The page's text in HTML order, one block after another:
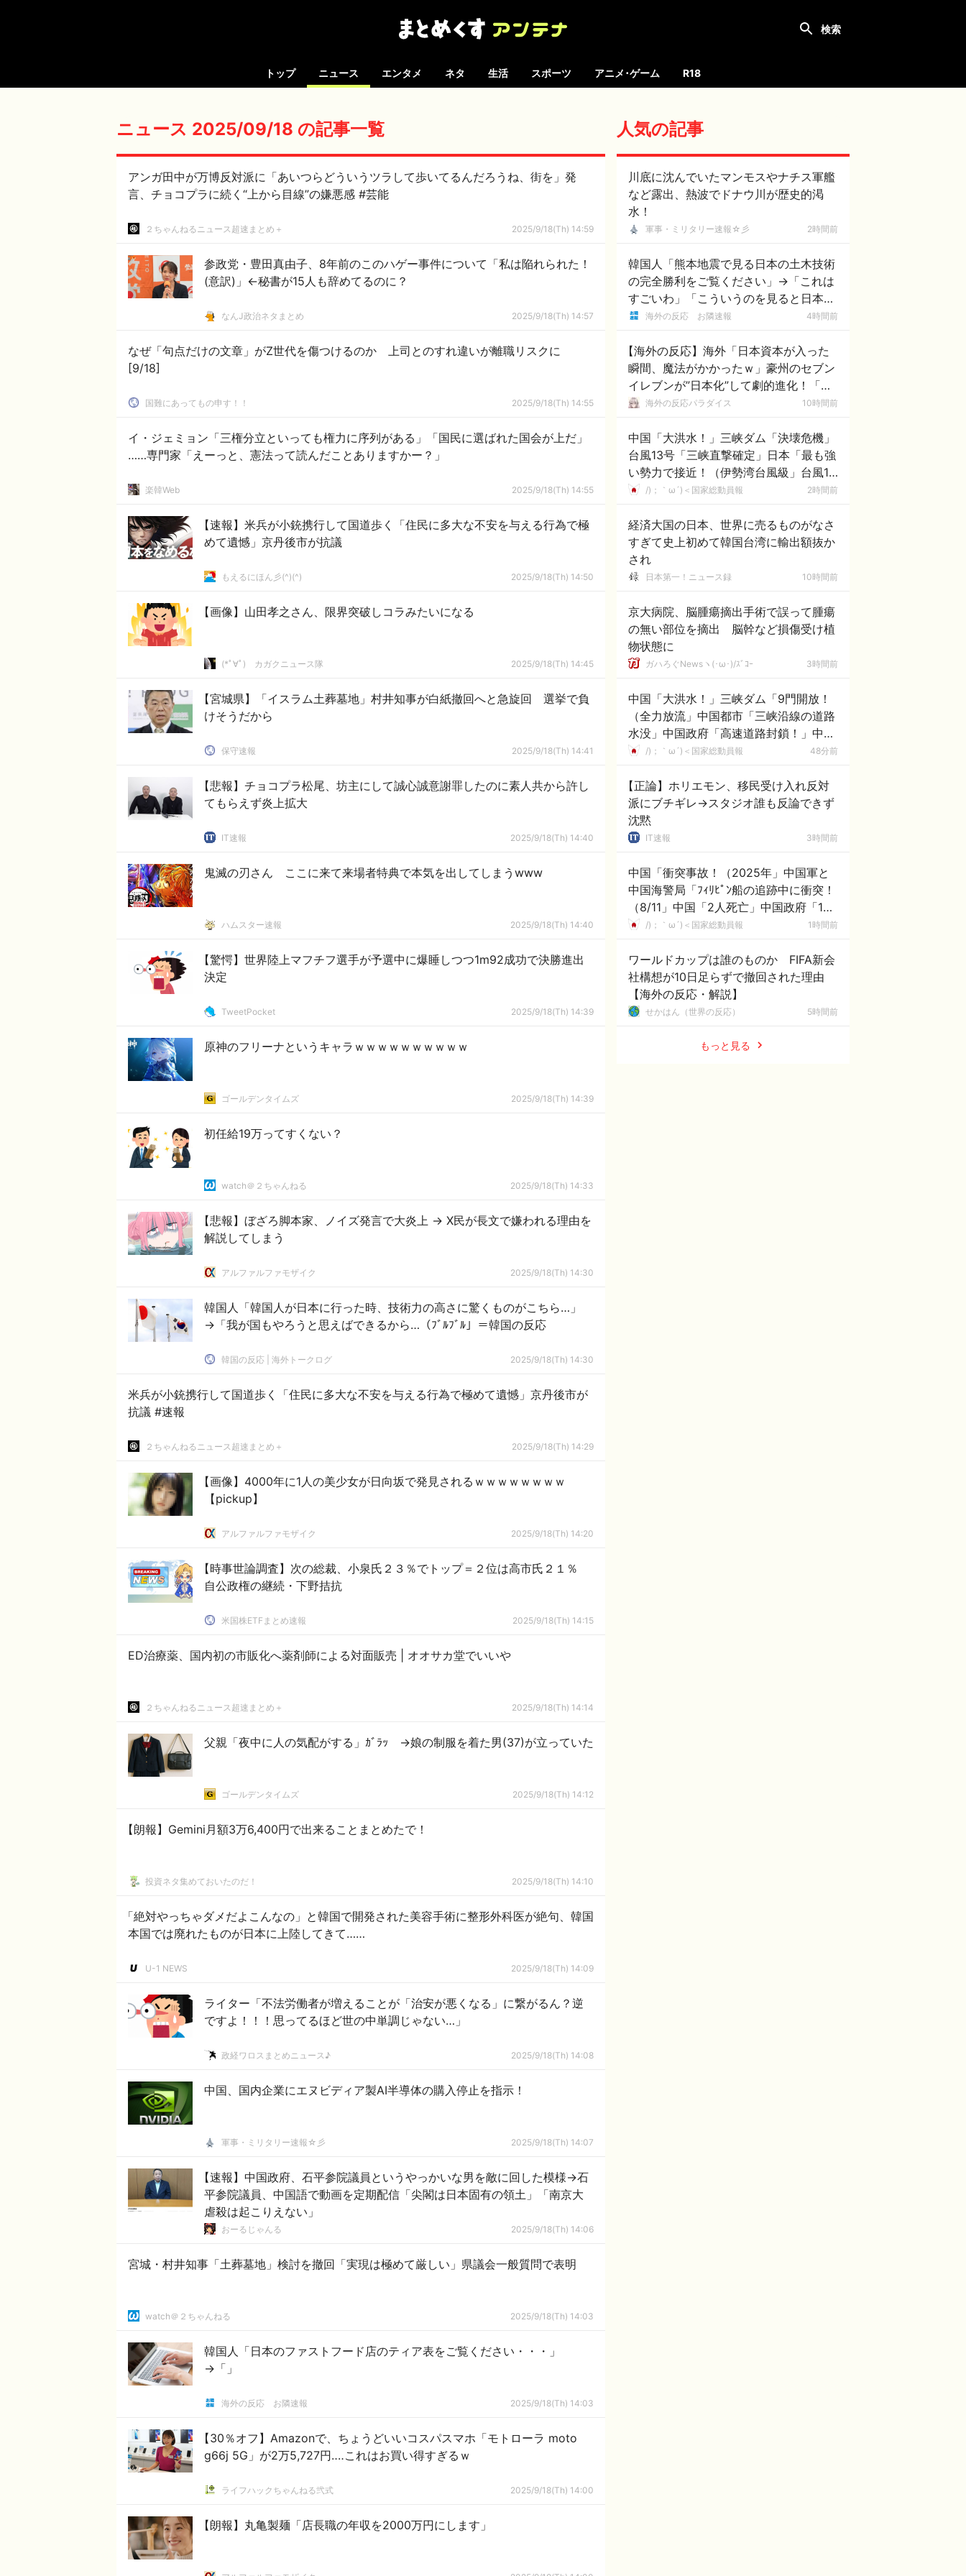
トップ ニュース エンタメ ネタ 生活 スポーツ アニメ･ゲーム R18
ニュース 2025/09/18 の記事一覧
アンガ田中が万博反対派に「あいつらどういうツラして歩いてるんだろうね、街を」発
言、チョコプラに続く“上から目線”の嫌悪感 #芸能
２ちゃんねるニュース超速まとめ＋ 2025/9/18(Th) 14:59
参政党・豊田真由子、8年前のこのハゲー事件について「私は陥れられた！
(意訳)」←秘書が15人も辞めてるのに？
なんJ政治ネタまとめ 2025/9/18(Th) 14:57
なぜ「句点だけの文章」がZ世代を傷つけるのか 上司とのすれ違いが離職リスクに
[9/18]
国難にあってもの申す！！ 2025/9/18(Th) 14:55
イ・ジェミョン「三権分立といっても権力に序列がある」「国民に選ばれた国会が上だ」
……専門家「えーっと、憲法って読んだことありますかー？」
楽韓Web 2025/9/18(Th) 14:55
【速報】米兵が小銃携行して国道歩く「住民に多大な不安を与える行為で極
めて遺憾」京丹後市が抗議
もえるにほん彡(^)(^) 2025/9/18(Th) 14:50
【画像】山田孝之さん、限界突破しコラみたいになる
(*ﾟ∀ﾟ)ゞカガクニュース隊 2025/9/18(Th) 14:45
【宮城県】「イスラム土葬墓地」村井知事が白紙撤回へと急旋回 選挙で負
けそうだから
保守速報 2025/9/18(Th) 14:41
【悲報】チョコプラ松尾、坊主にして誠心誠意謝罪したのに素人共から許し
てもらえず炎上拡大
IT速報 2025/9/18(Th) 14:40
鬼滅の刃さん ここに来て来場者特典で本気を出してしまうwww
ハムスター速報 2025/9/18(Th) 14:40
【驚愕】世界陸上マフチフ選手が予選中に爆睡しつつ1m92成功で決勝進出
決定
TweetPocket 2025/9/18(Th) 14:39
原神のフリーナというキャラｗｗｗｗｗｗｗｗｗｗ
ゴールデンタイムズ 2025/9/18(Th) 14:39
初任給19万ってすくない？
watch＠２ちゃんねる 2025/9/18(Th) 14:33
【悲報】ぼざろ脚本家、ノイズ発言で大炎上 → X民が長文で嫌われる理由を
解説してしまう
アルファルファモザイク 2025/9/18(Th) 14:30
韓国人「韓国人が日本に行った時、技術力の高さに驚くものがこちら…」
→「我が国もやろうと思えばできるから…（ﾌﾞﾙﾌﾞﾙ」＝韓国の反応
韓国の反応 | 海外トークログ 2025/9/18(Th) 14:30
米兵が小銃携行して国道歩く「住民に多大な不安を与える行為で極めて遺憾」京丹後市が
抗議 #速報
２ちゃんねるニュース超速まとめ＋ 2025/9/18(Th) 14:29
【画像】4000年に1人の美少女が日向坂で発見されるｗｗｗｗｗｗｗｗ
【pickup】
アルファルファモザイク 2025/9/18(Th) 14:20
【時事世論調査】次の総裁、小泉氏２３％でトップ＝２位は高市氏２１％
自公政権の継続・下野拮抗
米国株ETFまとめ速報 2025/9/18(Th) 14:15
ED治療薬、国内初の市販化へ薬剤師による対面販売 | オオサカ堂でいいや
２ちゃんねるニュース超速まとめ＋ 2025/9/18(Th) 14:14
父親「夜中に人の気配がする」ｶﾞﾗｯ →娘の制服を着た男(37)が立っていた
ゴールデンタイムズ 2025/9/18(Th) 14:12
【朗報】Gemini月額3万6,400円で出来ることまとめたで！
投資ネタ集めておいたのだ！ 2025/9/18(Th) 14:10
「絶対やっちゃダメだよこんなの」と韓国で開発された美容手術に整形外科医が絶句、韓国
本国では廃れたものが日本に上陸してきて……
U-1 NEWS 2025/9/18(Th) 14:09
ライター「不法労働者が増えることが「治安が悪くなる」に繋がるん？逆
ですよ！！！思ってるほど世の中単調じゃない…」
政経ワロスまとめニュース♪ 2025/9/18(Th) 14:08
中国、国内企業にエヌビディア製AI半導体の購入停止を指示！
軍事・ミリタリー速報☆彡 2025/9/18(Th) 14:07
【速報】中国政府、石平参院議員というやっかいな男を敵に回した模様→石
平参院議員、中国語で動画を定期配信「尖閣は日本固有の領土」「南京大
虐殺は起こりえない」
おーるじゃんる 2025/9/18(Th) 14:06
宮城・村井知事「土葬墓地」検討を撤回「実現は極めて厳しい」県議会一般質問で表明
watch＠２ちゃんねる 2025/9/18(Th) 14:03
韓国人「日本のファストフード店のティア表をご覧ください・・・」
→「」
海外の反応 お隣速報 2025/9/18(Th) 14:03
【30％オフ】Amazonで、ちょうどいいコスパスマホ「モトローラ moto
g66j 5G」が2万5,727円‥‥これはお買い得すぎるｗ
ライフハックちゃんねる弐式 2025/9/18(Th) 14:00
【朗報】丸亀製麺「店長職の年収を2000万円にします」
人気の記事
川底に沈んでいたマンモスやナチス軍艦
など露出、熱波でドナウ川が歴史的渇
水！
軍事・ミリタリー速報☆彡 2時間前
韓国人「熊本地震で見る日本の土木技術
の完全勝利をご覧ください」→「これは
すごいわ」「こういうのを見ると日本人
は何か適当に作る感じがしない・・・」
海外の反応 お隣速報 4時間前
【海外の反応】海外「日本資本が入った
瞬間、魔法がかかったｗ」豪州のセブン
イレブンが”日本化”して劇的進化！「お
にぎりとたまごサンドが食べられるなん
海外の反応パラダイス 10時間前
中国「大洪水！」三峡ダム「決壊危機」
台風13号「三峡直撃確定」日本「最も強
い勢力で接近！（伊勢湾台風級」台風13
号と15号「中国本土でぶつかり合う（前
/)；｀ω´)＜国家総動員報 2時間前
経済大国の日本、世界に売るものがなさ
すぎて史上初めて韓国台湾に輸出額抜か
され
日本第一！ニュース録 10時間前
京大病院、脳腫瘍摘出手術で誤って腫瘍
の無い部位を摘出 脳幹など損傷受け植
物状態に
ガハろぐNewsヽ(･ω･)/ｽﾞｺｰ 3時間前
中国「大洪水！」三峡ダム「9門開放！
（全力放流」中国都市「三峡沿線の道路
水没」中国政府「高速道路封鎖！」中国
ダム「緊急放流に合わせて開門（土砂崩
/)；｀ω´)＜国家総動員報 48分前
【正論】ホリエモン、移民受け入れ反対
派にブチギレ→スタジオ誰も反論できず
沈黙
IT速報 3時間前
中国「衝突事故！（2025年」中国軍と
中国海警局「ﾌｨﾘﾋﾟﾝ船の追跡中に衝突！
（8/11」中国「2人死亡」中国政府「1年
間隠蔽」日本「隠蔽された事実報道！
/)；｀ω´)＜国家総動員報 1時間前
ワールドカップは誰のものか FIFA新会
社構想が10日足らずで撤回された理由
【海外の反応・解説】
せかはん（世界の反応） 5時間前
もっと見る